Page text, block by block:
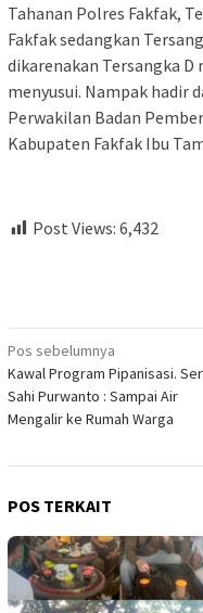
Tahanan Polres Fakfak,
Fakfak sedangkan
dikarenakan Tersangka D
menyusui. Nampak hadir
Perwakilan Badan
Kabupaten Fakfak Ibu
Post Views: 6,432
Navigasi
pos
Pos sebelumnya
Kawal Program Pipanisasi.
Sahi Purwanto : Sampai Air
Mengalir ke Rumah Warga
POS TERKAIT